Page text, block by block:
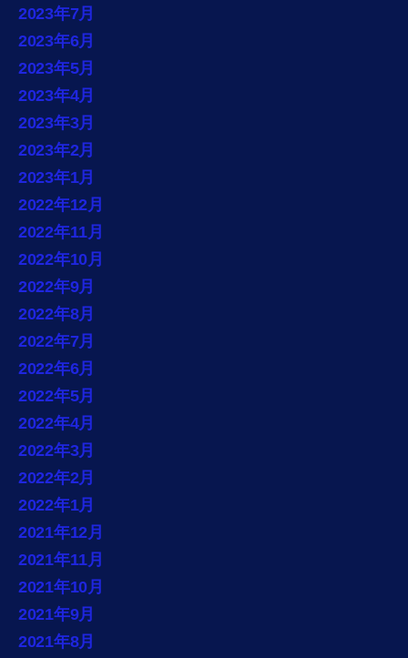
2023年7月
2023年6月
2023年5月
2023年4月
2023年3月
2023年2月
2023年1月
2022年12月
2022年11月
2022年10月
2022年9月
2022年8月
2022年7月
2022年6月
2022年5月
2022年4月
2022年3月
2022年2月
2022年1月
2021年12月
2021年11月
2021年10月
2021年9月
2021年8月